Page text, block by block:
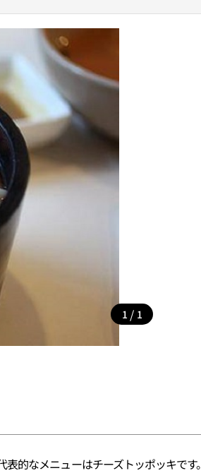
1 / 1
的なメニューはチーズトッポッキです。